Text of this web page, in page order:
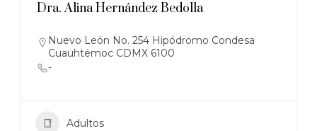
Dra. Alina Hernández Bedolla
Nuevo León No. 254 Hipódromo Condesa
Cuauhtémoc CDMX 6100
-
Adultos